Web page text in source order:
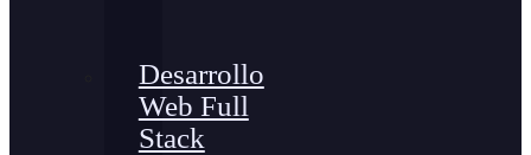
Desarrollo
Web Full
Stack